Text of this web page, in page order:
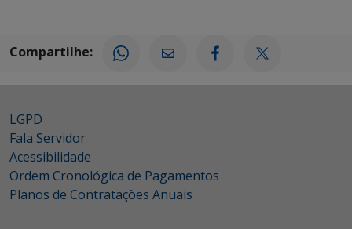
Compartilhe:
LGPD
Fala Servidor
Acessibilidade
Ordem Cronológica de Pagamentos
Planos de Contratações Anuais